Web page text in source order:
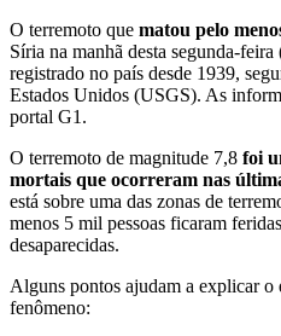
O terremoto que matou pelo
Síria na manhã desta segunda-
registrado no país desde 1939,
Estados Unidos (USGS). As
portal G1.
O terremoto de magnitude 7,8 foi
mortais que ocorreram nas
está sobre uma das zonas de
menos 5 mil pessoas ficaram
desaparecidas.
Alguns pontos ajudam a explicar o
fenômeno: